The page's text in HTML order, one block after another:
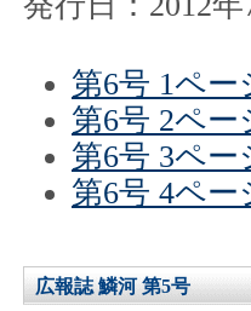
第6号 1ペー
第6号 2ペー
第6号 3ペー
第6号 4ペー
広報誌 鱗河 第5号